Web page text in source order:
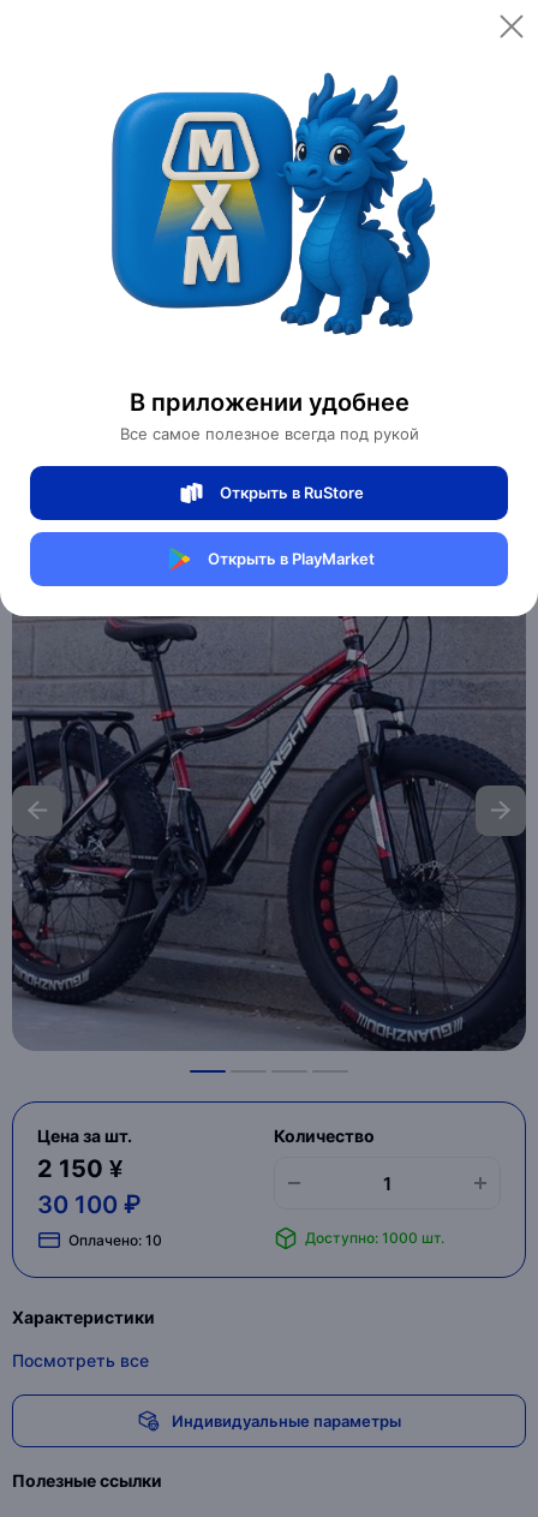
В приложении удобнее
Все самое полезное всегда под рукой
Открыть в RuStore
Открыть в PlayMarket
Открыть
Категории Спортивные товары
Велоспорт
Горный Велосипед BENSHI
0 отзывов 0
Магазин Motors Store
Артикул:BENSHI-915
Цена за шт.
2 150 ¥
30 100 ₽
Оплачено: 10
Количество
Доступно: 1000 шт.
Характеристики
Посмотреть все
Индивидуальные параметры
Полезные ссылки